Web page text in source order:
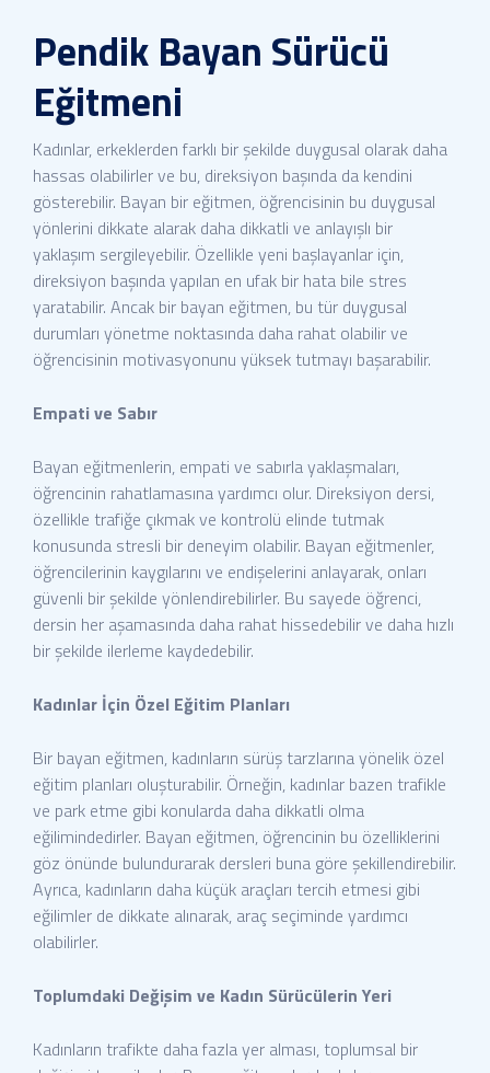
Pendik Bayan Sürücü
Eğitmeni
Kadınlar, erkeklerden farklı bir şekilde duygusal olarak daha
hassas olabilirler ve bu, direksiyon başında da kendini
gösterebilir. Bayan bir eğitmen, öğrencisinin bu duygusal
yönlerini dikkate alarak daha dikkatli ve anlayışlı bir
yaklaşım sergileyebilir. Özellikle yeni başlayanlar için,
direksiyon başında yapılan en ufak bir hata bile stres
yaratabilir. Ancak bir bayan eğitmen, bu tür duygusal
durumları yönetme noktasında daha rahat olabilir ve
öğrencisinin motivasyonunu yüksek tutmayı başarabilir.
Empati ve Sabır
Bayan eğitmenlerin, empati ve sabırla yaklaşmaları,
öğrencinin rahatlamasına yardımcı olur. Direksiyon dersi,
özellikle trafiğe çıkmak ve kontrolü elinde tutmak
konusunda stresli bir deneyim olabilir. Bayan eğitmenler,
öğrencilerinin kaygılarını ve endişelerini anlayarak, onları
güvenli bir şekilde yönlendirebilirler. Bu sayede öğrenci,
dersin her aşamasında daha rahat hissedebilir ve daha hızlı
bir şekilde ilerleme kaydedebilir.
Kadınlar İçin Özel Eğitim Planları
Bir bayan eğitmen, kadınların sürüş tarzlarına yönelik özel
eğitim planları oluşturabilir. Örneğin, kadınlar bazen trafikle
ve park etme gibi konularda daha dikkatli olma
eğilimindedirler. Bayan eğitmen, öğrencinin bu özelliklerini
göz önünde bulundurarak dersleri buna göre şekillendirebilir.
Ayrıca, kadınların daha küçük araçları tercih etmesi gibi
eğilimler de dikkate alınarak, araç seçiminde yardımcı
olabilirler.
Toplumdaki Değişim ve Kadın Sürücülerin Yeri
Kadınların trafikte daha fazla yer alması, toplumsal bir